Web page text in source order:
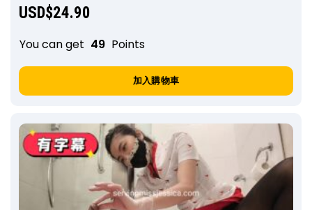
USD$24.90
You can get 49 Points
加入購物車